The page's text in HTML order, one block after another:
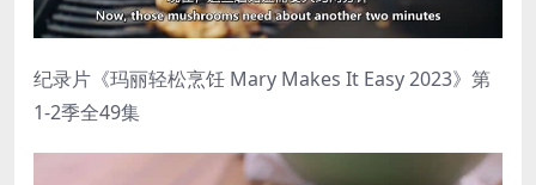
纪录片《玛丽轻松烹饪 Mary Makes It Easy 2023》第
1-2季全49集